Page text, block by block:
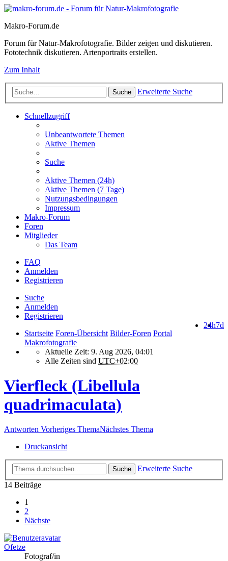
Makro-Forum.de
Forum für Natur-Makrofotografie. Bilder zeigen und diskutieren.
Fototechnik diskutieren. Artenportraits erstellen.
Zum Inhalt
Suche Erweiterte Suche
Schnellzugriff
Unbeantwortete Themen
Aktive Themen
Suche
Aktive Themen (24h)
Aktive Themen (7 Tage)
Nutzungsbedingungen
Impressum
Makro-Forum
Foren
Mitglieder
Das Team
FAQ
Anmelden
Registrieren
Suche
Anmelden
Registrieren
7d
24h
Startseite Foren-Übersicht Bilder-Foren Portal
Makrofotografie
Aktuelle Zeit: 9. Aug 2026, 04:01
Alle Zeiten sind UTC+02:00
Vierfleck (Libellula
quadrimaculata)
Antworten Vorheriges ThemaNächstes Thema
Druckansicht
Suche
Erweiterte Suche
14 Beiträge
1
2
Nächste
Ofetze
Fotograf/in